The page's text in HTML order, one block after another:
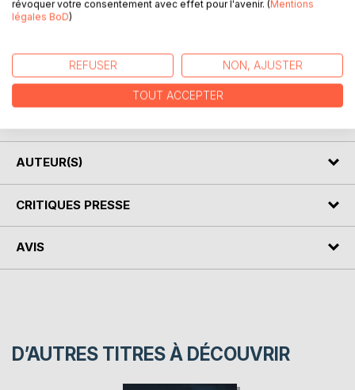
jusqu'au jour où. Ce journal s'est transformé en
Mon souhait est que chacun ne se sente plus seul dans les
épreuves et ou découvertes "paranormales" que vous
n'ayez plus peur et que vous trouviez des solutions qui je
AUTEUR(S)
CRITIQUES PRESSE
AVIS
D’AUTRES TITRES À DÉCOUVRIR
révoquer votre consentement avec effet pour l'avenir. (Mentions
légales BoD)
REFUSER NON, AJUSTER
TOUT ACCEPTER